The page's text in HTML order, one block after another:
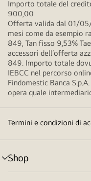
Importo totale del
900,00
Offerta valida dal 01/
mesi come da esempio
849, Tan fisso 9,53%
accessori dell’offerta
849. Importo totale
IEBCC nel percorso
Findomestic Banca
opera quale
Termini e condizioni di
Shop
Attivazione
menu